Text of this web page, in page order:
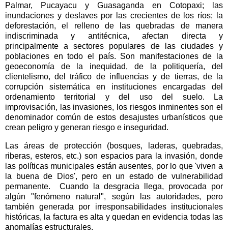
Palmar, Pucayacu y Guasaganda en Cotopaxi; las
inundaciones y deslaves por las crecientes de los ríos; la
deforestación, el relleno de las quebradas de manera
indiscriminada y antitécnica, afectan directa y
principalmente a sectores populares de las ciudades y
poblaciones en todo el país. Son manifestaciones de la
geoeconomía de la inequidad, de la politiquería, del
clientelismo, del tráfico de influencias y de tierras, de la
corrupción sistemática en instituciones encargadas del
ordenamiento territorial y del uso del suelo. La
improvisación, las invasiones, los riesgos inminentes son el
denominador común de estos desajustes urbanísticos que
crean peligro y generan riesgo e inseguridad.
Las áreas de protección (bosques, laderas, quebradas,
riberas, esteros, etc.) son espacios para la invasión, donde
las políticas municipales están ausentes, por lo que 'viven a
la buena de Dios', pero en un estado de vulnerabilidad
permanente.
Cuando la desgracia llega, provocada por
algún "fenómeno natural", según las autoridades, pero
también generada por irresponsabilidades institucionales
históricas, la factura es alta y quedan en evidencia todas las
anomalías estructurales.